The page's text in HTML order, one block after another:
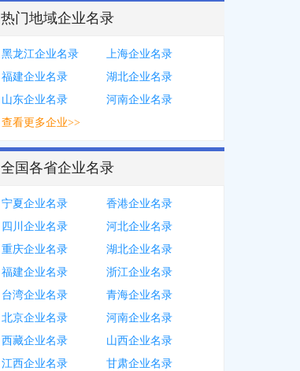
热门地域企业名录
黑龙江企业名录
上海企业名录
福建企业名录
湖北企业名录
山东企业名录
河南企业名录
查看更多企业>>
全国各省企业名录
宁夏企业名录
香港企业名录
四川企业名录
河北企业名录
重庆企业名录
湖北企业名录
福建企业名录
浙江企业名录
台湾企业名录
青海企业名录
北京企业名录
河南企业名录
西藏企业名录
山西企业名录
江西企业名录
甘肃企业名录